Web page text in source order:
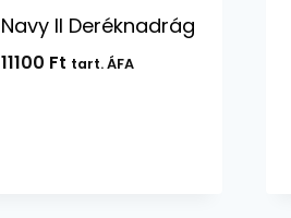
Navy II Deréknadrág
11100 Ft tart. ÁFA